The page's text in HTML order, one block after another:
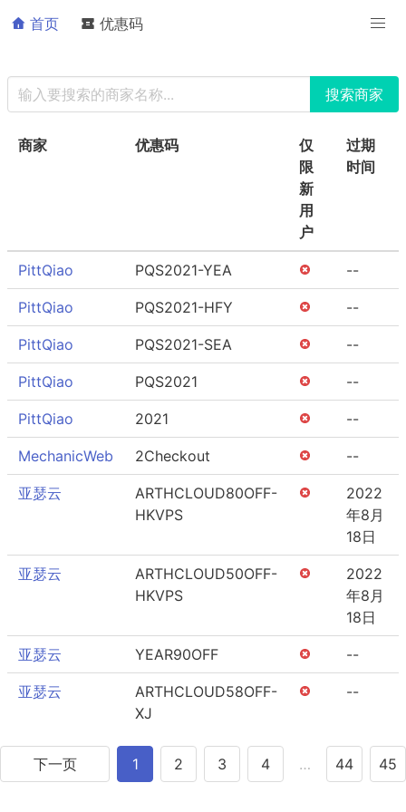
首页 优惠码
商家 优惠码
仅
限
新
用
户
过期
时间
PittQiao PQS2021-YEA --
PittQiao PQS2021-HFY --
PittQiao PQS2021-SEA --
PittQiao PQS2021 --
PittQiao 2021 --
MechanicWeb 2Checkout --
亚瑟云
ARTHCLOUD80OFF-
HKVPS
2022
年8月
18日
亚瑟云
ARTHCLOUD50OFF-
HKVPS
2022
年8月
18日
亚瑟云 YEAR90OFF --
亚瑟云
ARTHCLOUD58OFF-
XJ
--
下一页 1 2 3 4 … 44 45